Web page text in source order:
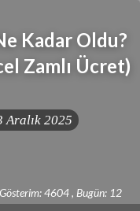
Kadar Oldu?
Zamlı Ücret)
Aralık 2025
4604 , Bugün: 12